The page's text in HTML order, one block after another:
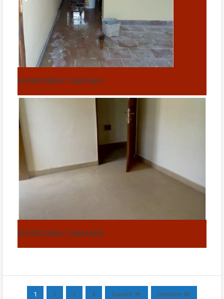
APPARTEMENT SANITAIRE
APPARTEMENT SANITAIRE
1 2 3 4 Suivant Dernière